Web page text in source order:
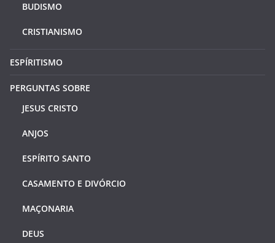
BUDISMO
CRISTIANISMO
ESPÍRITISMO
PERGUNTAS SOBRE
JESUS CRISTO
ANJOS
ESPÍRITO SANTO
CASAMENTO E DIVÓRCIO
MAÇONARIA
DEUS